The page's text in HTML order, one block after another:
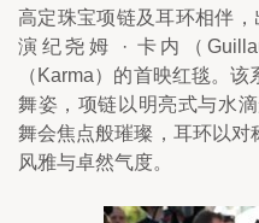
高定珠宝项链及耳环相伴
演纪尧姆 · 卡内（
（Karma）的首映红毯。
舞姿，项链以明亮式与水
舞会焦点般璀璨，耳环以
风雅与卓然气度。